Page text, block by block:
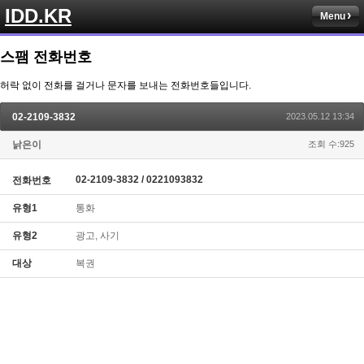
IDD.KR Menu
스팸 전화번호
허락 없이 전화를 걸거나 문자를 보내는 전화번호들입니다.
02-2109-3832 2023.05.12 13:34
낡은이 조회 수:925
전화번호 02-2109-3832 / 0221093832
유형1 통화
유형2 광고, 사기
대상 복권